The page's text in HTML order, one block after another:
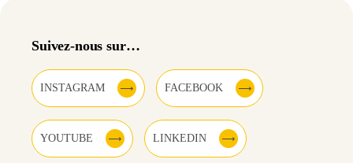
Suivez-nous sur…
INSTAGRAM FACEBOOK
YOUTUBE LINKEDIN